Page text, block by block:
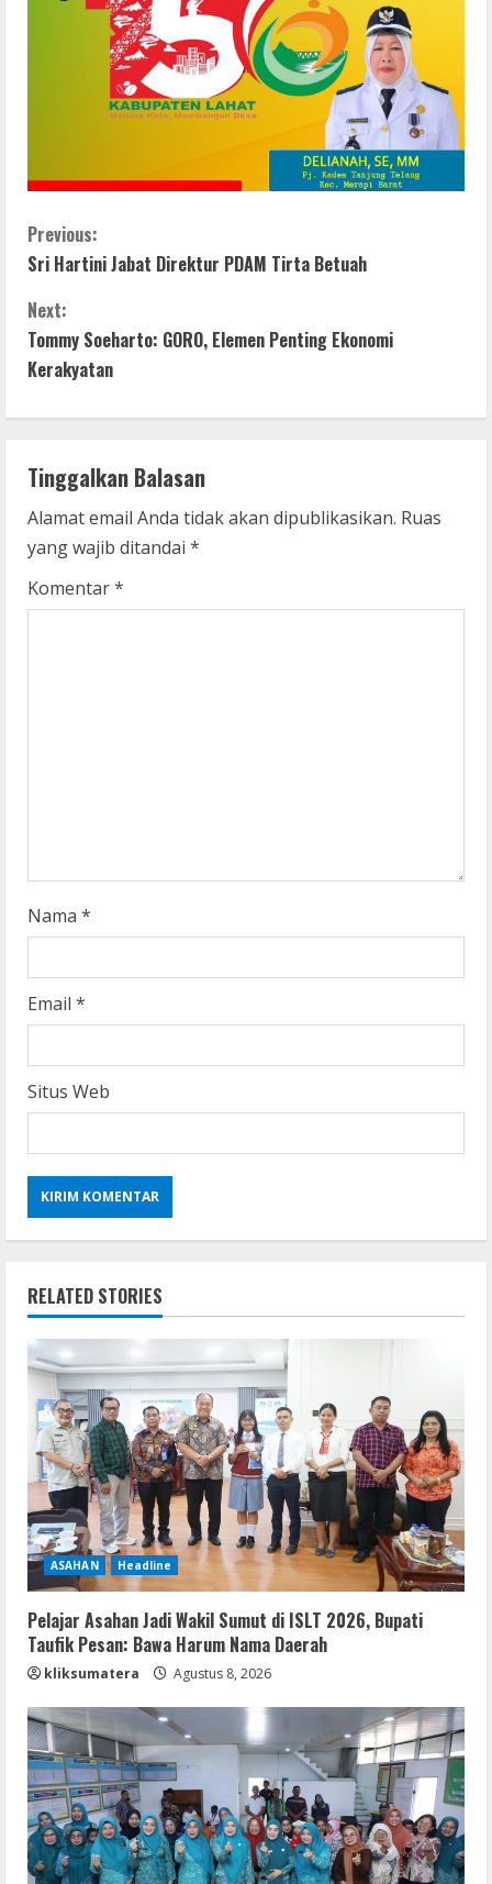
C
o
n
t
i
n
u
e
R
g
Previous:
Sri Hartini Jabat Direktur PDAM Tirta Betuah
Next:
Tommy Soeharto: GORO, Elemen Penting Ekonomi
Kerakyatan
Tinggalkan Balasan
Alamat email Anda tidak akan dipublikasikan. Ruas
yang wajib ditandai *
Komentar*
Nama *
Email *
Situs Web
RELATED STORIES
ASAHAN Headline
Pelajar Asahan Jadi Wakil Sumut di ISLT 2026, Bupati
Taufik Pesan: Bawa Harum Nama Daerah
kliksumatera Agustus 8, 2026